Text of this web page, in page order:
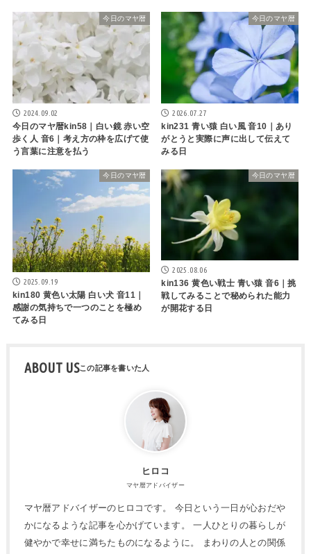
今日のマヤ暦
2024.09.02
今日のマヤ暦kin58｜白い鏡 赤い空
歩く人 音6｜考え方の枠を広げて使
う言葉に注意を払う
今日のマヤ暦
2026.07.27
kin231 青い猿 白い風 音10｜あり
がとうと実際に声に出して伝えて
みる日
今日のマヤ暦
2025.09.19
kin180 黄色い太陽 白い犬 音11｜
感謝の気持ちで一つのことを極め
てみる日
今日のマヤ暦
2025.08.06
kin136 黄色い戦士 青い猿 音6｜挑
戦してみることで秘められた能力
が開花する日
ABOUT US
ヒロコ
マヤ暦アドバイザー
マヤ暦アドバイザーのヒロコです。 今日という一日が心おだや
かになるような記事を心かげています。 一人ひとりの暮らしが
健やかで幸せに満ちたものになるように。 まわりの人との関係